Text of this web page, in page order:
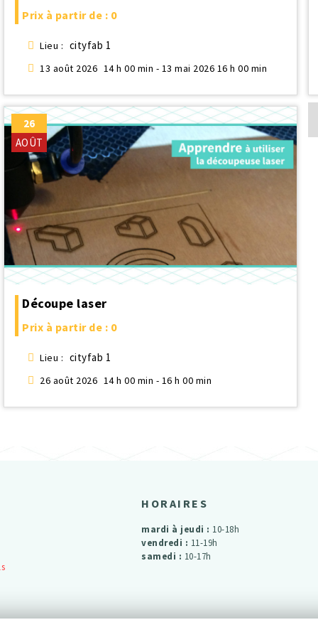
Prix à partir de : 0
Lieu : cityfab 1
13 août 2026 14 h 00 min - 13 mai 2026 16 h 00 min
26
AOÛT
Découpe laser
Prix à partir de : 0
Lieu : cityfab 1
26 août 2026 14 h 00 min - 16 h 00 min
HORAIRES
mardi à jeudi : 10-18h
vendredi : 11-19h
samedi : 10-17h